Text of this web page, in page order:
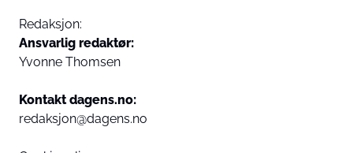
Redaksjon:
Ansvarlig redaktør:
Yvonne Thomsen
Kontakt dagens.no:
redaksjon@dagens.no